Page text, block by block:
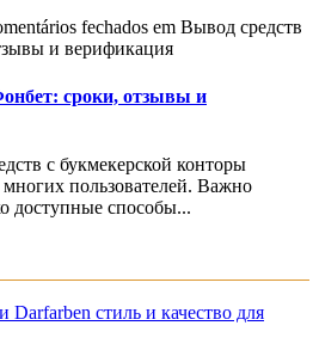
fechados em Вывод средств
и верификация
сроки, отзывы и
с букмекерской конторы
пользователей. Важно
доступные способы...
стиль и качество для